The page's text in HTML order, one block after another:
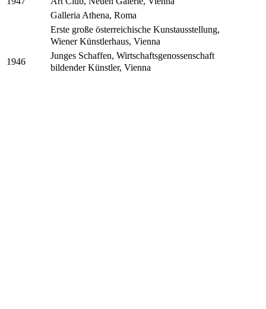
Galleria Athena, Roma
Erste große österreichische Kunstausstellung,
Wiener Künstlerhaus, Vienna
1946
Junges Schaffen, Wirtschaftsgenossenschaft
bildender Künstler, Vienna